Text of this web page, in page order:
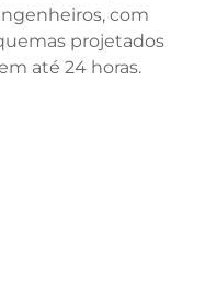
com
projetados
até 24 horas.